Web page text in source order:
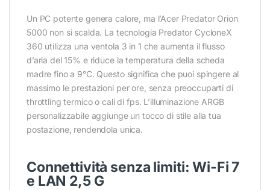
Un PC potente genera calore, ma l’Acer Predator Orion
5000 non si scalda. La tecnologia Predator CycloneX
360 utilizza una ventola 3 in 1 che aumenta il flusso
d’aria del 15% e riduce la temperatura della scheda
madre fino a 9°C. Questo significa che puoi spingere al
massimo le prestazioni per ore, senza preoccuparti di
throttling termico o cali di fps. L’illuminazione ARGB
personalizzabile aggiunge un tocco di stile alla tua
postazione, rendendola unica.
Connettività senza limiti: Wi-Fi 7
e LAN 2,5 G